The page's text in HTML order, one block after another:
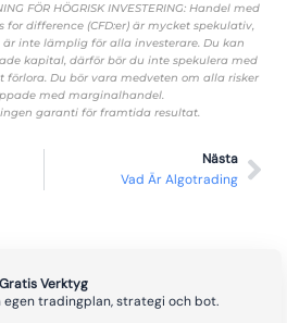
FÖR HÖGRISK INVESTERING: Handel med
difference (CFD:er) är mycket spekulativ,
inte lämplig för alla investerare. Du kan
kapital, därför bör du inte spekulera med
Du bör vara medveten om alla risker
med marginalhandel.
garanti för framtida resultat.
Nästa
Vad Är Algotrading
Gratis Verktyg
egen tradingplan, strategi och bot.